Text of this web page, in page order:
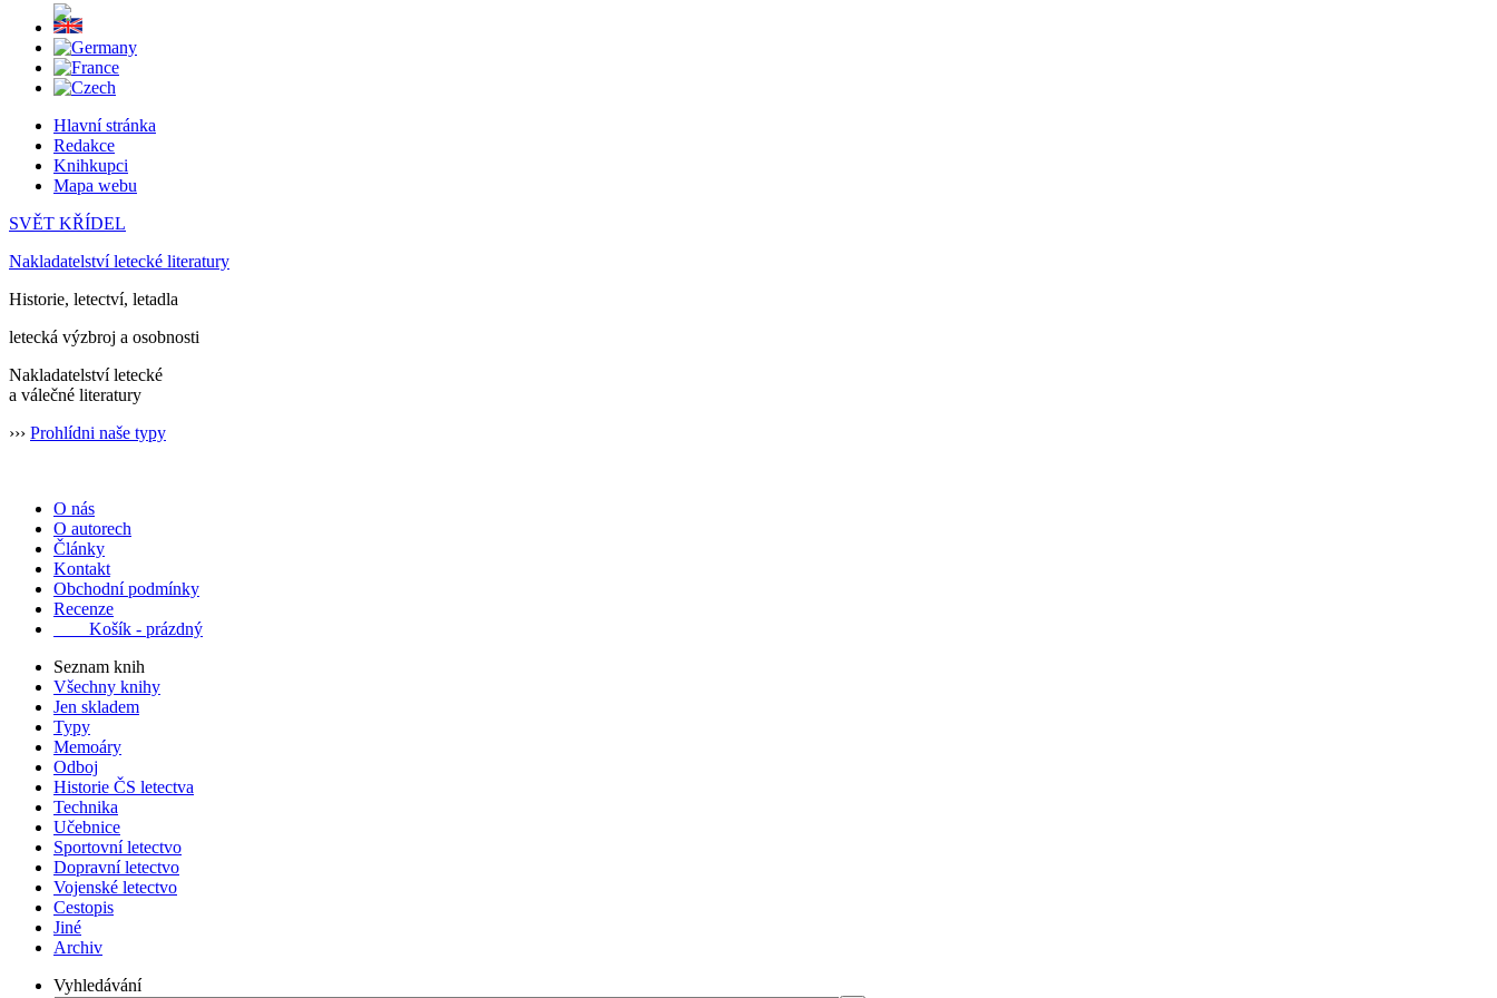
Hlavní stránka
Redakce
Knihkupci
Mapa webu
SVĚT KŘÍDEL
Nakladatelství letecké literatury
Historie, letectví, letadla
letecká výzbroj a osobnosti
Nakladatelství letecké
a válečné literatury
››› Prohlídni naše typy
O nás
O autorech
Články
Kontakt
Obchodní podmínky
Recenze
Košík - prázdný
Seznam knih
Všechny knihy
Jen skladem
Typy
Memoáry
Odboj
Historie ČS letectva
Technika
Učebnice
Sportovní letectvo
Dopravní letectvo
Vojenské letectvo
Cestopis
Jiné
Archiv
Vyhledávání